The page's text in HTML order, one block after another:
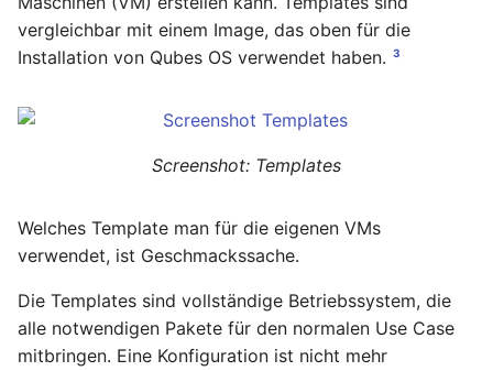
Dezember 2010
vergleichbar mit einem Image, das oben für die
Installation von Qubes OS verwendet haben. 3
Screenshot: Templates
Welches Template man für die eigenen VMs
verwendet, ist Geschmackssache.
Die Templates sind vollständige Betriebssystem, die
alle notwendigen Pakete für den normalen Use Case
mitbringen. Eine Konfiguration ist nicht mehr